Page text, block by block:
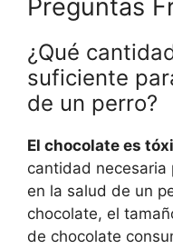
Preguntas
¿Qué
suficiente
de un perro?
El chocolate es
cantidad necesaria
en la salud de un
chocolate, el
de chocolate